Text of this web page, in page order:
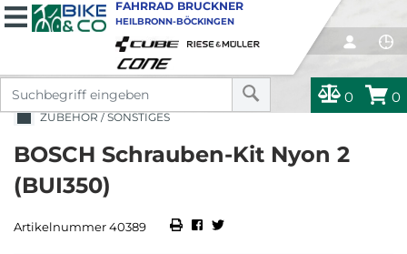
0 0
FAHRRAD BRUCKNER
HEILBRONN-BÖCKINGEN
ZUBEHÖR / SONSTIGES
BOSCH Schrauben-Kit Nyon 2
(BUI350)
Artikelnummer 40389